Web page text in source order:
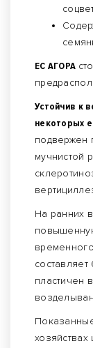
ЕС АГОРА
Устойчив к
некоторых
подвержен
мучнистой
На ранних
пластичен